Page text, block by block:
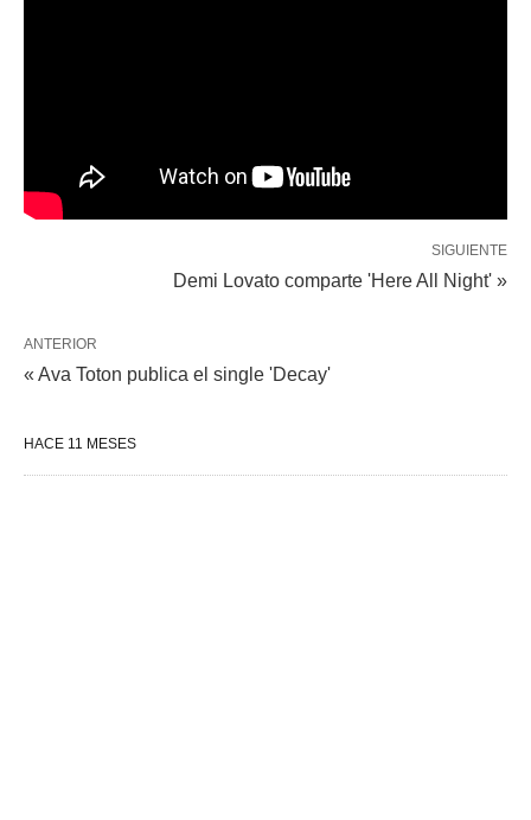
SIGUIENTE
Demi Lovato comparte 'Here All Night' »
ANTERIOR
« Ava Toton publica el single 'Decay'
HACE 11 MESES